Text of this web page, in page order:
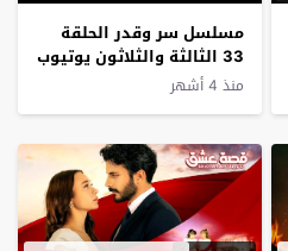
مسلسل سر وقدر الحلقة
33 الثالثة والثلاثون يوتيوب
منذ 4 أشهر